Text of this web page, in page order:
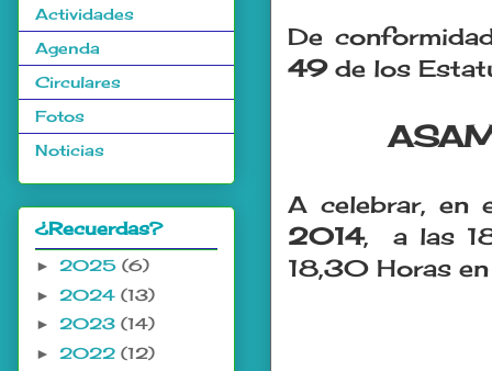
De
49de los
A celebrar, en
2014, a las
18,30 Horas en
Actividades
Agenda
Circulares
Fotos
Noticias
¿Recuerdas?
► 2025 (6)
► 2024 (13)
► 2023 (14)
► 2022 (12)